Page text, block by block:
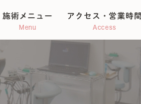
施術メニュー
Menu
アクセス・営業時間
Access